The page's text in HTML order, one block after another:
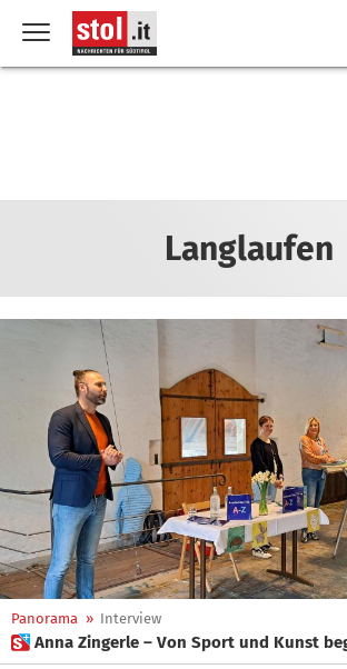
Langlaufen
Panorama » Interview
 Anna Zingerle – Von Sport und Kunst